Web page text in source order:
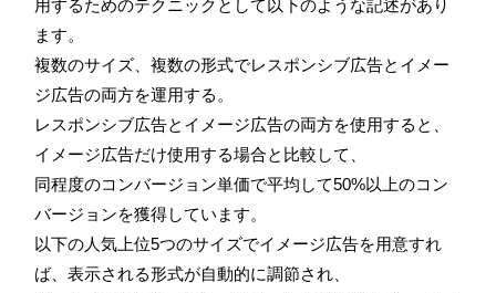
用するためのテクニックとして以下のような記述があり
ます。
複数のサイズ、複数の形式でレスポンシブ広告とイメー
ジ広告の両方を運用する。
レスポンシブ広告とイメージ広告の両方を使用すると、
イメージ広告だけ使用する場合と比較して、
同程度のコンバージョン単価で平均して50%以上のコン
バージョンを獲得しています。
以下の人気上位5つのサイズでイメージ広告を用意すれ
ば、表示される形式が自動的に調節され、